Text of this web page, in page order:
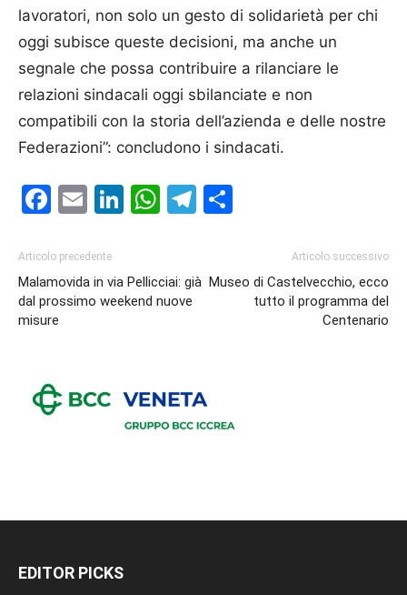
lavoratori, non solo un gesto di solidarietà per chi
oggi subisce queste decisioni, ma anche un
segnale che possa contribuire a rilanciare le
relazioni sindacali oggi sbilanciate e non
compatibili con la storia dell’azienda e delle nostre
Federazioni”: concludono i sindacati.
Facebook
EmailLinkedIn
WhatsApp
Telegram
Articolo precedente
Malamovida in via Pellicciai: già
dal prossimo weekend nuove
misure
Articolo successivo
Museo di Castelvecchio, ecco
tutto il programma del
Centenario
EDITOR PICKS